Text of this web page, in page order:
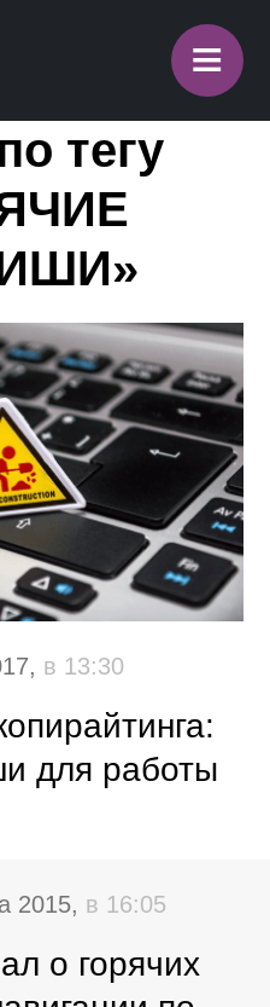
≡
тегу
в 13:30
для работы
2015, в 16:05
о горячих